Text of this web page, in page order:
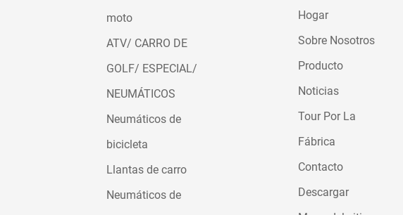
moto
ATV/ CARRO DE
GOLF/ ESPECIAL/
NEUMÁTICOS
Neumáticos de
bicicleta
Llantas de carro
Neumáticos de
Hogar
Sobre Nosotros
Producto
Noticias
Tour Por La
Fábrica
Contacto
Descargar